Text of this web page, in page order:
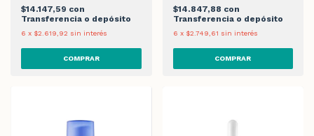
$14.147,59 con
Transferencia o depósito
6 x $2.619,92 sin interés
$14.847,88 con
Transferencia o depósito
6 x $2.749,61 sin interés